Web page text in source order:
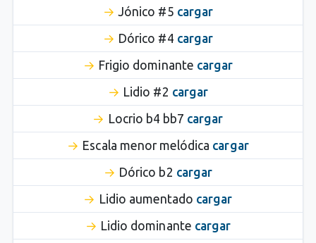
Jónico #5 cargar
Dórico #4 cargar
Frigio dominante cargar
Lidio #2 cargar
Locrio b4 bb7 cargar
Escala menor melódica cargar
Dórico b2 cargar
Lidio aumentado cargar
Lidio dominante cargar